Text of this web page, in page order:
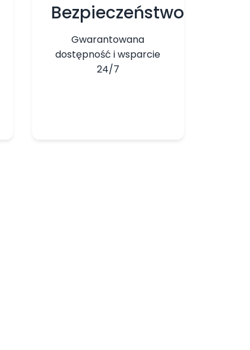
Bezpieczeństwo
Gwarantowana
dostępność i wsparcie
24/7